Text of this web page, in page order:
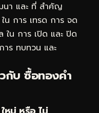
นา และ ที่ สำคัญ
การ เทรด การ จด
น การ เปิด และ ปิด
าร ทบทวน และ
กับ ซื้อทองคำ